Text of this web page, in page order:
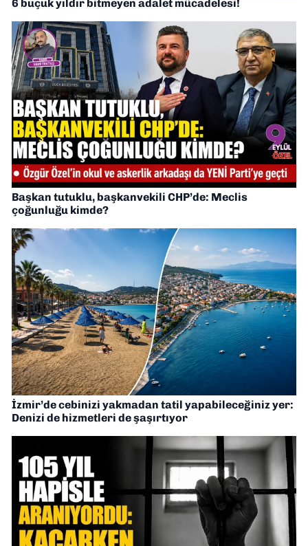
6 buçuk yıldır bitmeyen adalet mücadelesi!
Başkan tutuklu, başkanvekili CHP’de: Meclis
çoğunluğu kimde?
İzmir’de cebinizi yakmadan tatil yapabileceğiniz yer:
Denizi de hizmetleri de şaşırtıyor